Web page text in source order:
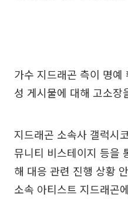
가수 지드래곤 측이 명
성 게시물에 대해 고소장
지드래곤 소속사 갤럭시
뮤니티 비스테이지 등을
해 대응 관련 진행 상황
소속 아티스트 지드래곤